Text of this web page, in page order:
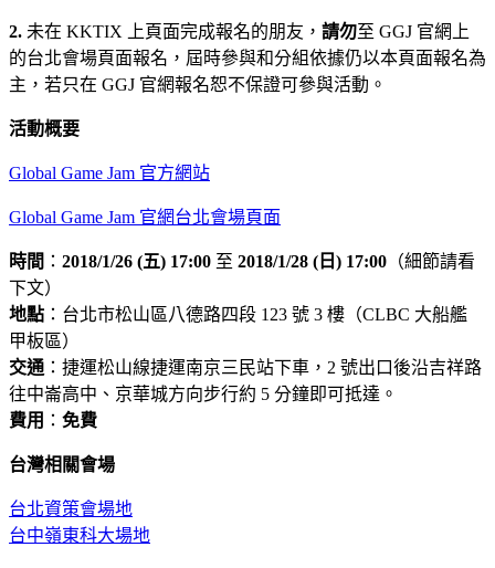
2. 未在 KKTIX 上頁面完成報名的朋友， 請勿至 GGJ 官網上
的台北會場頁面報名，屆時參與和分組依據仍以本頁面報名為
主，若只在 GGJ 官網報名恕不保證可參與活動。
活動概要
Global Game Jam 官方網站
Global Game Jam 官網台北會場頁面
時間 ： 2018/1/26 (五) 17:00 至 2018/1/28 (日) 17:00 （細節請看
下文）
地點 ：台北市松山區八德路四段 123 號 3 樓（CLBC 大船艦
甲板區）
交通 ：捷運松山線捷運南京三民站下車，2 號出口後沿吉祥路
往中崙高中、京華城方向步行約 5 分鐘即可抵達。
費用 ： 免費
台灣相關會場
台北資策會場地
台中嶺東科大場地